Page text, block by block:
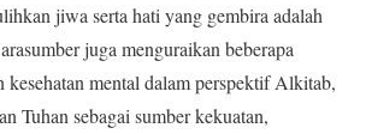
jiwa serta hati yang gembira adalah
juga menguraikan beberapa
kesehatan mental dalam perspektif Alkitab,
Tuhan sebagai sumber kekuatan,